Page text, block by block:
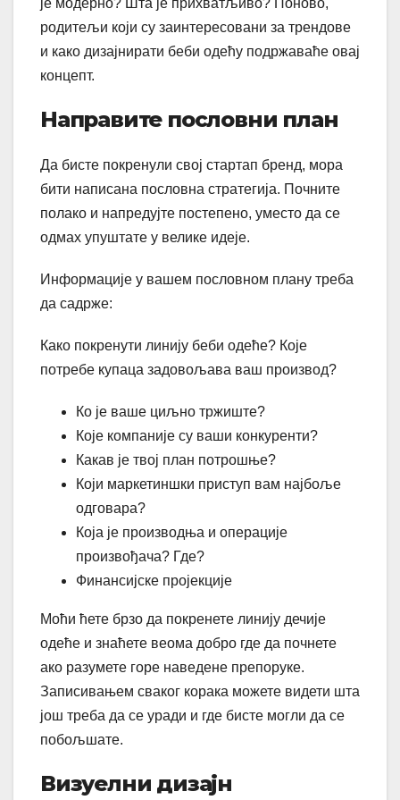
родитељи који су заинтересовани за трендове
и како дизајнирати беби одећу подржаваће овај
концепт.
Направите пословни план
Да бисте покренули свој стартап бренд, мора
бити написана пословна стратегија. Почните
полако и напредујте постепено, уместо да се
одмах упуштате у велике идеје.
Информације у вашем пословном плану треба
да садрже:
Како покренути линију беби одеће? Које
потребе купаца задовољава ваш производ?
Ко је ваше циљно тржиште?
Које компаније су ваши конкуренти?
Какав је твој план потрошње?
Који маркетиншки приступ вам најбоље
одговара?
Која је производња и операције
произвођача? Где?
Финансијске пројекције
Моћи ћете брзо да покренете линију дечије
одеће и знаћете веома добро где да почнете
ако разумете горе наведене препоруке.
Записивањем сваког корака можете видети шта
још треба да се уради и где бисте могли да се
побољшате.
Визуелни дизајн